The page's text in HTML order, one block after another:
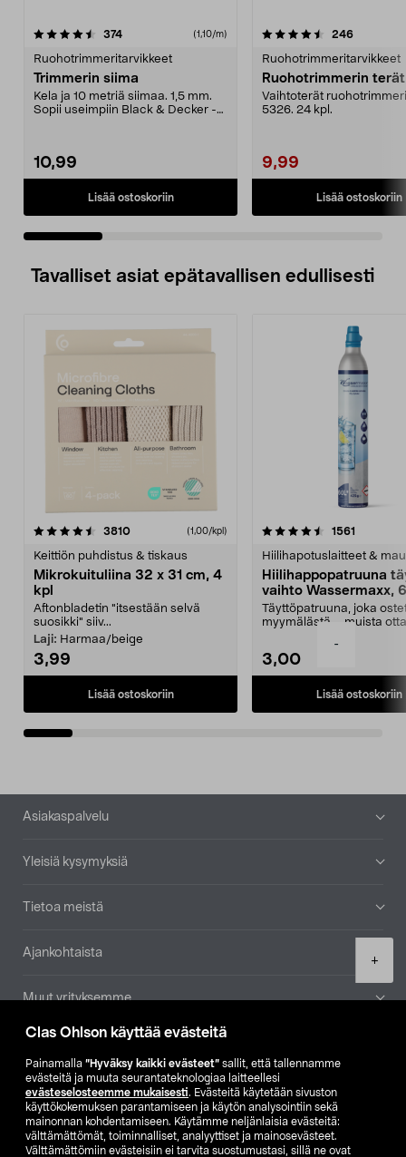
Clas Ohlson käyttää evästeitä
Painamalla ”Hyväksy kaikki evästeet” sallit, että tallennamme
evästeitä ja muuta seurantateknologiaa laitteellesi
evästeselosteemme mukaisesti. Evästeitä käytetään sivuston
käyttökokemuksen parantamiseen ja käytön analysointiin sekä
mainonnan kohdentamiseen. Käytämme neljänlaisia evästeitä:
välttämättömät, toiminnalliset, analyyttiset ja mainosevästeet.
Välttämättömiin evästeisiin ei tarvita suostumustasi, sillä ne ovat
-
+
374arvostelut (1,10/m)
Ruohotrimmeritarvikkeet
Trimmerin siima
Kela ja 10 metriä siimaa. 1,5 mm.
Sopii useimpiin Black & Decker -
10,99
Lisää ostoskoriin
4.5 viidestä
246arvostelut
Ruohotrimmeritarvikkeet
Vaihtoterät
5326. 24 kpl.
9,99
Lisää ostoskoriin
4.0 viidestä
Tavalliset asiat epätavallisen edullisesti
3810arvostelut (1,00/kpl)
Keittiön puhdistus & tiskaus
Mikrokuituliina 32 x 31 cm, 4
kpl
Aftonbladetin "itsestään selvä
suosikki" siiv...
Laji: Harmaa/beige
3,99
Lisää ostoskoriin
4.5viidestä
1561
Hiilihapotuslaitteet &
Hiilihappopatruuna
vaihto Wassermaxx,
Täyttöpatruuna, joka
myymälästä – muista
3,00
Lisää ostoskoriin
4.5viidestä
Alatunniste
Asiakaspalvelu
Yleisiä kysymyksiä
Tietoa meistä
Ajankohtaista
Muut yrityksemme
Etsi myymälä
SE NO FI
FI SV